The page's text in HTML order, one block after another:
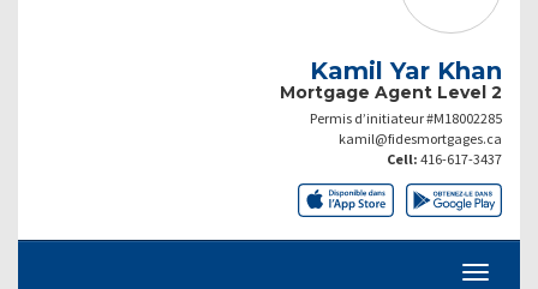
Kamil Yar Khan
Mortgage Agent Level 2
Permis d’initiateur #M18002285
kamil@fidesmortgages.ca
Cell: 416-617-3437